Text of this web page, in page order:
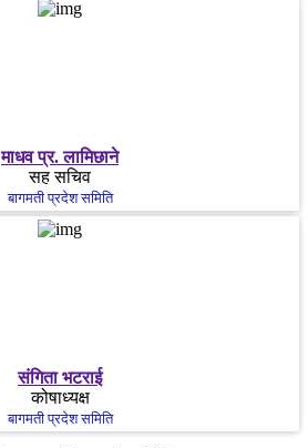
माधव प्र. लामिछाने
सह सचिव
बागमती प्रदेश समिति
संगिता भटराई
कोषाध्यक्ष
बागमती प्रदेश समिति